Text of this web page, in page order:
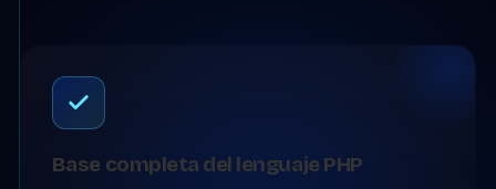
Base completa del lenguaje PHP